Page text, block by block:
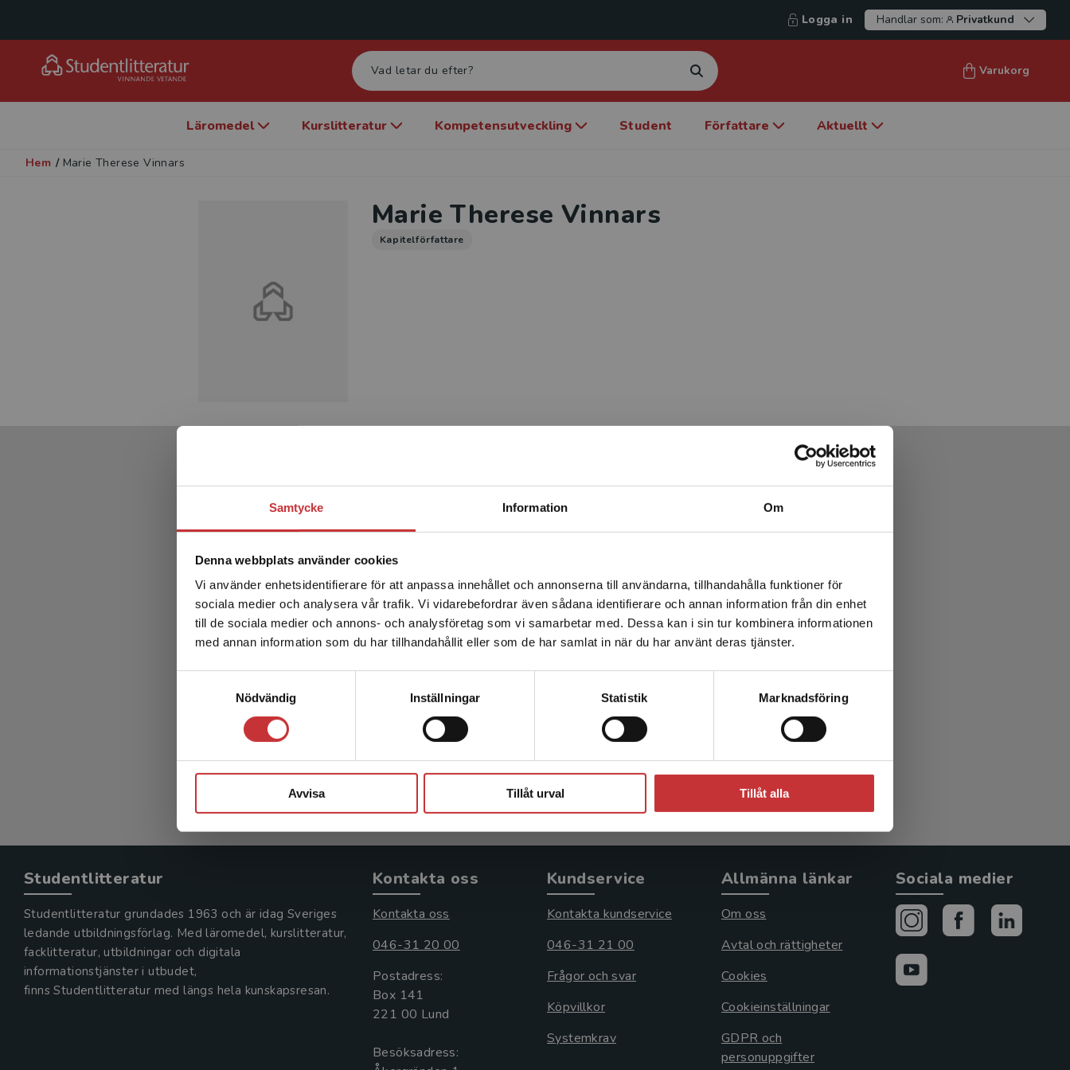
Samtycke Information Om
Denna webbplats använder cookies
Vi använder enhetsidentifierare för att anpassa innehållet och annonserna till användarna, tillhandahålla funktioner för
sociala medier och analysera vår trafik. Vi vidarebefordrar även sådana identifierare och annan information från din enhet
till de sociala medier och annons- och analysföretag som vi samarbetar med. Dessa kan i sin tur kombinera informationen
med annan information som du har tillhandahållit eller som de har samlat in när du har använt deras tjänster.
Nödvändig
Inställningar Statistik Marknadsföring
Avvisa Tillåt urval Tillåt alla
Begränsad fraktregion
Det verkar som att du besöker studentlitteratur.se via en
enhet utanför Sverige. Vi erbjuder inte leveranser utanför
Sverige. För att kunna slutföra ett köp måste
leveransadressen vara i Sverige.Läs mer
Logga in Handlar som: Privatkund
Varukorg
Läromedel Kurslitteratur Kompetensutveckling Student Författare Aktuellt
Hem / Marie Therese Vinnars
Marie Therese Vinnars
Kapitelförfattare
Produkter
Ajne, Gunilla m.fl. (red.)
Exkl. moms: 860 kr
Studentlitteratur
Studentlitteratur grundades 1963 och är idag Sveriges
ledande utbildningsförlag. Med läromedel, kurslitteratur,
facklitteratur, utbildningar och digitala
informationstjänster i utbudet,
finns Studentlitteratur med längs hela kunskapsresan.
Kontakta oss
Kontakta oss
046-31 20 00
Postadress:
Box 141
221 00 Lund
Besöksadress:
Kundservice
Kontakta kundservice
046-31 21 00
Frågor och svar
Köpvillkor
Systemkrav
Allmänna länkar
Om oss
Avtal och rättigheter
Cookies
Cookieinställningar
GDPR och
personuppgifter
Sociala medier